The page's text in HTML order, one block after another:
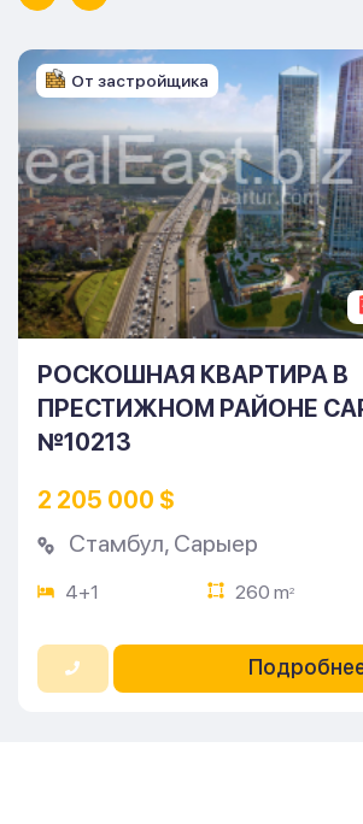
От застройщика
РОСКОШНАЯ КВАРТИРА В
ПРЕСТИЖНОМ РАЙОНЕ
№10213
2 205 000 $
Стамбул, Сарыер
4+1 260 m2